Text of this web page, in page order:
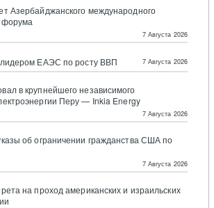
Азербайджанского международного
форума
7 Августа 2026
лидером ЕАЭС по росту ВВП 7 Августа 2026
в крупнейшего независимого
Перу — Inkia Energy
7 Августа 2026
об ограничении гражданства США по
7 Августа 2026
на проход американских и израильских